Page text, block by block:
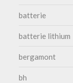
batterie
batterie lithium
bergamont
bh